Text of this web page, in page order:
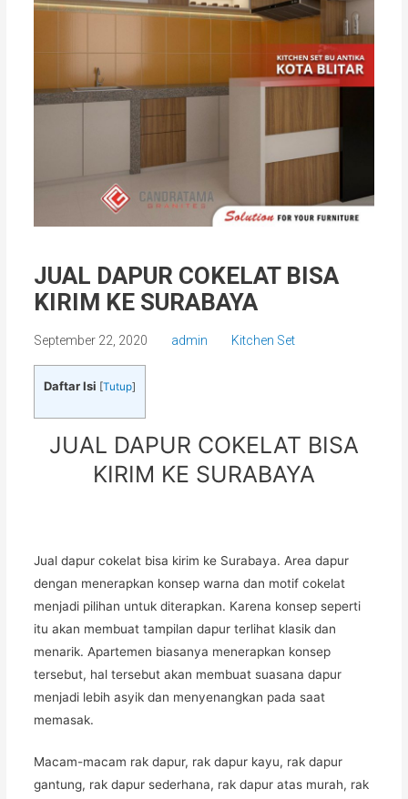
JUAL DAPUR COKELAT BISA
KIRIM KE SURABAYA
September 22, 2020 admin Kitchen Set
Daftar Isi [Tutup]
JUAL DAPUR COKELAT BISA
KIRIM KE SURABAYA
Jual dapur cokelat bisa kirim ke Surabaya. Area dapur
dengan menerapkan konsep warna dan motif cokelat
menjadi pilihan untuk diterapkan. Karena konsep seperti
itu akan membuat tampilan dapur terlihat klasik dan
menarik. Apartemen biasanya menerapkan konsep
tersebut, hal tersebut akan membuat suasana dapur
menjadi lebih asyik dan menyenangkan pada saat
memasak.
Macam-macam rak dapur, rak dapur kayu, rak dapur
gantung, rak dapur sederhana, rak dapur atas murah, rak